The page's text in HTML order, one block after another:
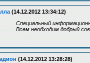
(14.12.2012 13:34:12)
Специальный
Всем необходим добрый
(14.12.2012 13:28:28)